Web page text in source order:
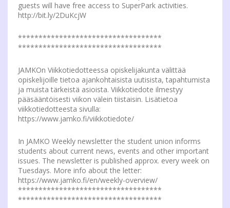
guests will have free access to SuperPark activities.
http://bit.ly/2DuKcjW
***********************************
***********************************
JAMKOn Viikkotiedotteessa opiskelijakunta välittää
opiskelijoille tietoa ajankohtaisista uutisista, tapahtumista
ja muista tärkeistä asioista. Viikkotiedote ilmestyy
pääsääntöisesti viikon välein tiistaisin. Lisätietoa
viikkotiedotteesta sivulla:
https://www.jamko.fi/viikkotiedote/
In JAMKO Weekly newsletter the student union informs
students about current news, events and other important
issues. The newsletter is published approx. every week on
Tuesdays. More info about the letter:
https://www.jamko.fi/en/weekly-overview/
***********************************
***********************************